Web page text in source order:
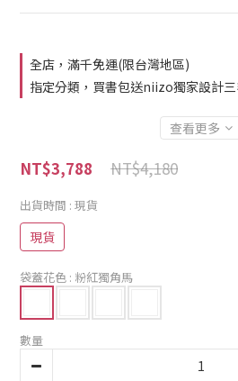
全店，滿千免運(限台灣地區)
指定分類，買書包送niizo獨家設計
查看更多
NT$4,180
NT$3,788
出貨時間 : 現貨
現貨
袋蓋花色 : 粉紅獨角馬
數量